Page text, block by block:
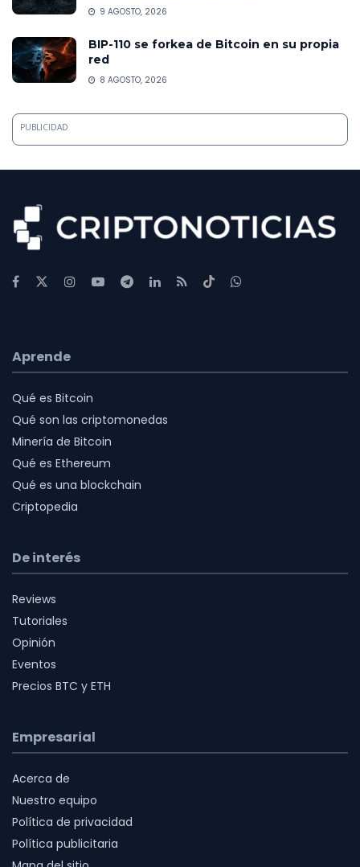
9 AGOSTO, 2026
BIP-110 se forkea de Bitcoin en su propia
red
8 AGOSTO, 2026
PUBLICIDAD
Aprende
Qué es Bitcoin
Qué son las criptomonedas
Minería de Bitcoin
Qué es Ethereum
Qué es una blockchain
Criptopedia
De interés
Reviews
Tutoriales
Opinión
Eventos
Precios BTC y ETH
Empresarial
Acerca de
Nuestro equipo
Política de privacidad
Política publicitaria